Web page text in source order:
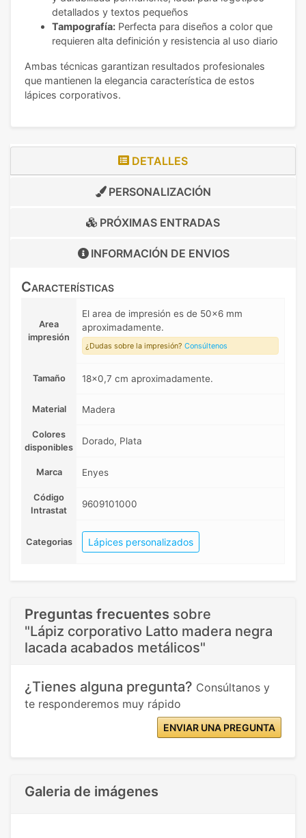
detallados y textos pequeños
Tampografía: Perfecta para diseños a color que
requieren alta definición y resistencia al uso diario
Ambas técnicas garantizan resultados profesionales
que mantienen la elegancia característica de estos
lápices corporativos.
DETALLES
PERSONALIZACIÓN
PRÓXIMAS ENTRADAS
INFORMACIÓN DE ENVIOS
Características
Area
impresión
El area de impresión es de 50x6 mm
aproximadamente.
¿Dudas sobre la impresión? Consúltenos
Tamaño 18x0,7 cm aproximadamente.
Material Madera
Colores
disponibles
Dorado, Plata
Marca Enyes
Código
Intrastat
9609101000
Categorias Lápices personalizados
Preguntas frecuentes sobre
"Lápiz corporativo Latto madera negra
lacada acabados metálicos"
¿Tienes alguna pregunta? Consúltanos y
te responderemos muy rápido
ENVIAR UNA PREGUNTA
Galeria de imágenes